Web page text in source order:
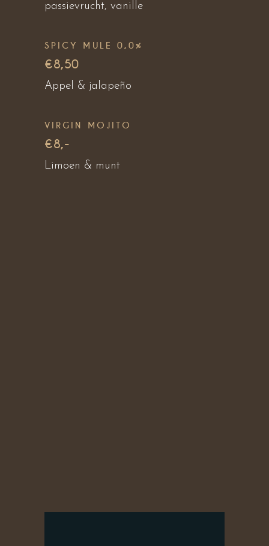
passievrucht, vanille
SPICY MULE 0,0%
€8,50
Appel & jalapeño
VIRGIN MOJITO
€8,-
Limoen & munt